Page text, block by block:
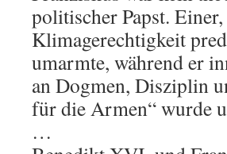
politischer Papst.
Klimagerechtigkeit
umarmte, während er
an Dogmen, Disziplin
für die Armen“ wurde
…